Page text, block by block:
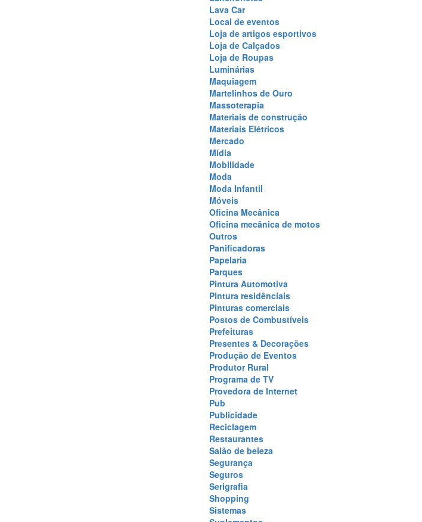
Lava Car
Local de eventos
Loja de artigos esportivos
Loja de Calçados
Loja de Roupas
Luminárias
Maquiagem
Martelinhos de Ouro
Massoterapia
Materiais de construção
Materiais Elétricos
Mercado
Mídia
Mobilidade
Moda
Moda Infantil
Móveis
Oficina Mecânica
Oficina mecânica de motos
Outros
Panificadoras
Papelaria
Parques
Pintura Automotiva
Pintura residênciais
Pinturas comerciais
Postos de Combustíveis
Prefeituras
Presentes & Decorações
Produção de Eventos
Produtor Rural
Programa de TV
Provedora de Internet
Pub
Publicidade
Reciclagem
Restaurantes
Salão de beleza
Segurança
Seguros
Serigrafia
Shopping
Sistemas